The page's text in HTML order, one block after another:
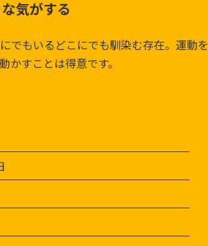
気がする
でもいるどこにでも馴染む存在。運動を
かすことは得意です。